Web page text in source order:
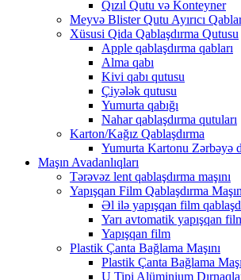
Qızıl Qutu və Konteyner
Meyvə Blister Qutu Ayırıcı
Xüsusi Qida Qablaşdırma Qutusu
Apple qablaşdırma qabları
Alma qabı
Kivi qabı qutusu
Çiyələk qutusu
Yumurta qabığı
Nahar qablaşdırma qutuları
Karton/Kağız Qablaşdırma
Yumurta Kartonu Zərbəyə
Maşın Avadanlıqları
Tərəvəz lent qablaşdırma maşını
Yapışqan Film Qablaşdırma
Əl ilə yapışqan film
Yarı avtomatik yapışqan
Yapışqan film
Plastik Çanta Bağlama Maşını
Plastik Çanta Bağlama
U Tipi Alüminium